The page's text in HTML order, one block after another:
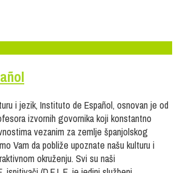
i jezik, Instituto de Español, osnovan je od
izvornih govornika koji konstantno
vezanim za zemlje španjolskog
Vam da pobliže upoznate našu kulturu i
okruženju. Svi su naši